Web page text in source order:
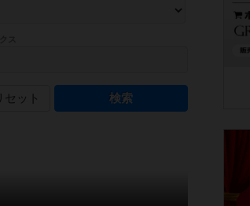
直感的にゲームシステムを理解できるよう、中世ファンタ
性を構成するコアシステムです。主にボードゲームに慣れて
セット